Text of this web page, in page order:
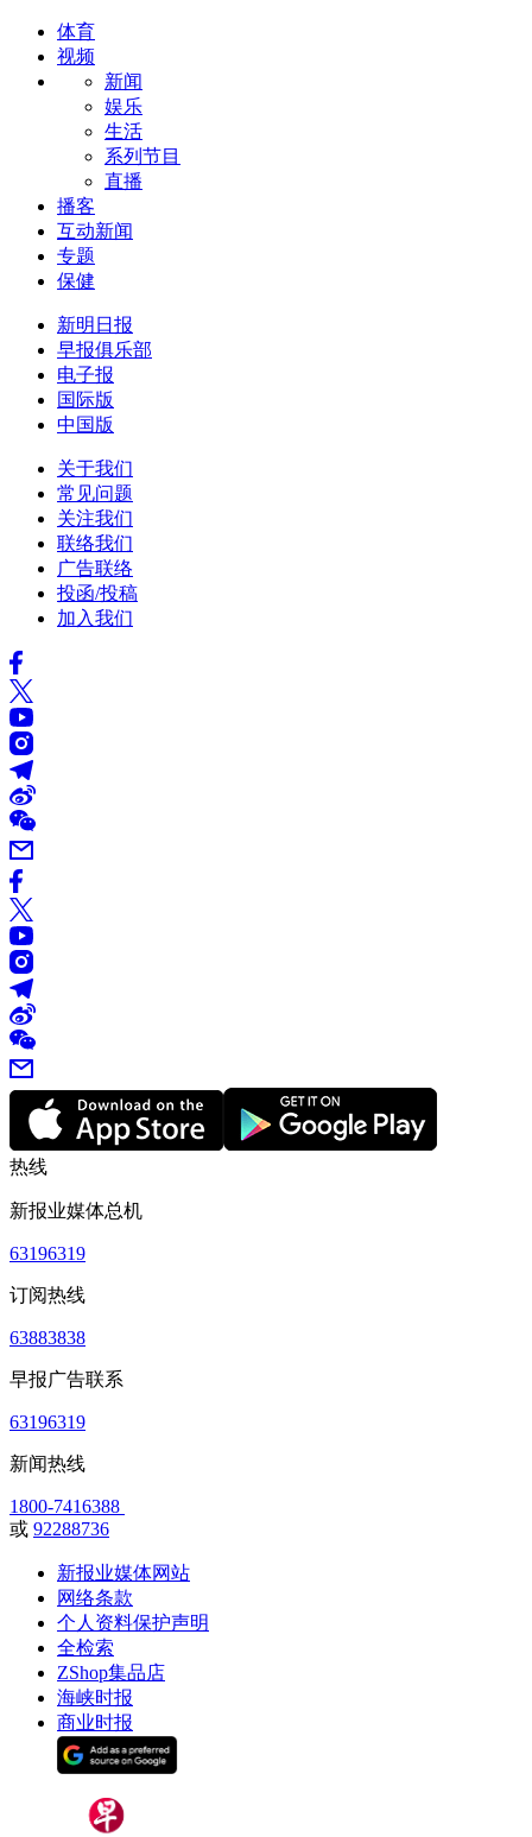
体育
视频
新闻
娱乐
生活
系列节目
直播
播客
互动新闻
专题
保健
新明日报
早报俱乐部
电子报
国际版
中国版
关于我们
常见问题
关注我们
联络我们
广告联络
投函/投稿
加入我们
热线
新报业媒体总机
63196319
订阅热线
63883838
早报广告联系
63196319
新闻热线
1800-7416388
或 92288736
新报业媒体网站
网络条款
个人资料保护声明
全检索
ZShop集品店
海峡时报
商业时报